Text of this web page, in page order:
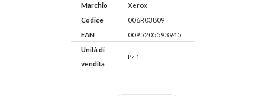
Marchio
Xerox
Codice
006R03809
EAN
0095205593945
Unità di
vendita
Pz 1